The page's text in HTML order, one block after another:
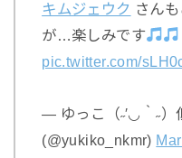
キムジェウク さん
が…楽しみです
pic.twitter.com/
— ゆっこ（˶′◡‵˶）
(@yukiko_nkmr)